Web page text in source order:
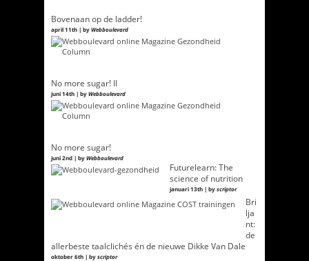
Bovenaan op de ladder!
april 11th | byWebboulevard
No more sugar! II
juni 14th | byWebboulevard
No more sugar!
juni 2nd | byWebboulevard
Futurelearn: The
science of nutrition
januari 13th | byscriptor
Bri
lja
nt:
de
allerbeste taalclichés én de nieuwe Dikke Van Dale
oktober 6th | byscriptor